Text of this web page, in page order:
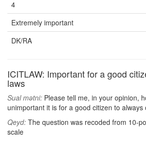
4
Extremely important
DK/RA
ICITLAW: Important for a good
laws
Sual mətni: Please tell me, in your opinion,
unimportant it is for a good citizen to always
Qeyd: The question was recoded from 10-
scale